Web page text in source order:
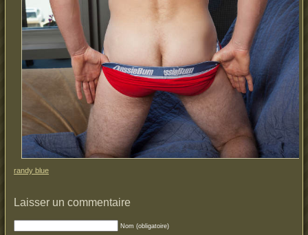
randy blue
Laisser un commentaire
Nom (obligatoire)